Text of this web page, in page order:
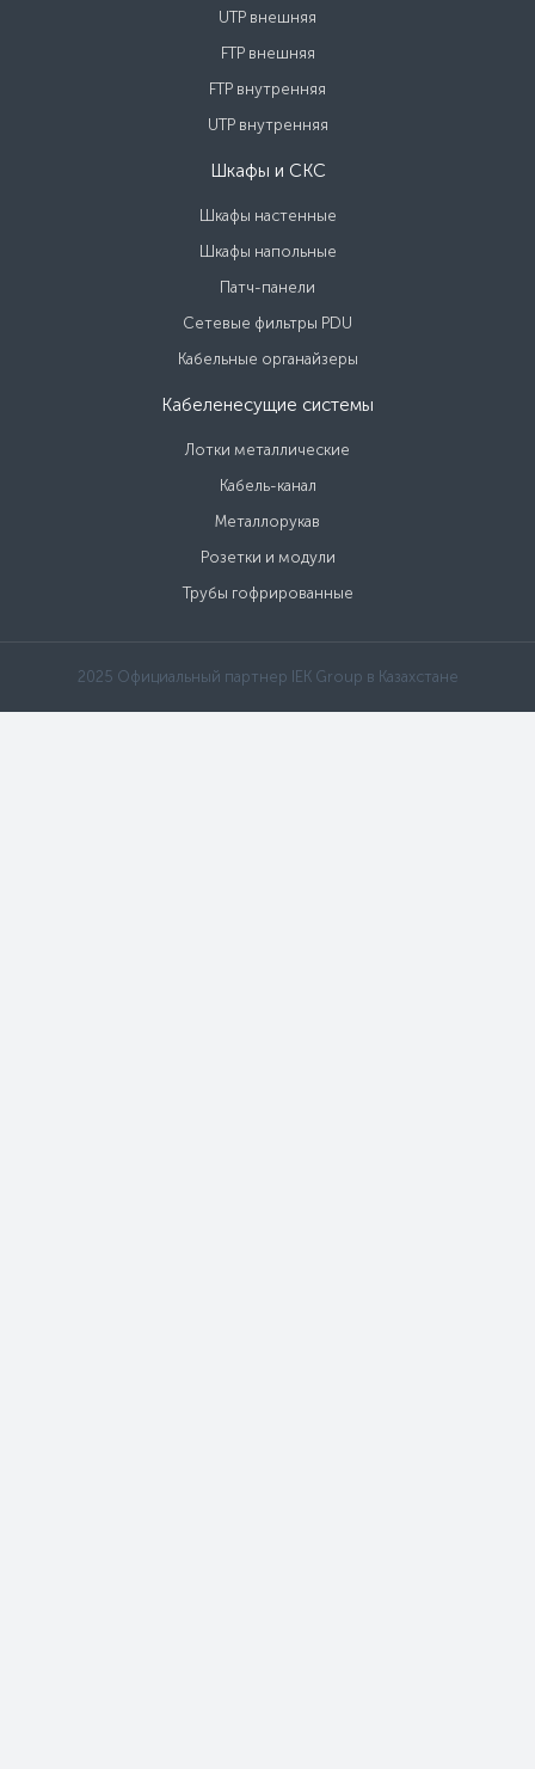
UTP внешняя
FTP внешняя
FTP внутренняя
UTP внутренняя
Шкафы и СКС
Шкафы настенные
Шкафы напольные
Патч-панели
Сетевые фильтры PDU
Кабельные органайзеры
Кабеленесущие системы
Лотки металлические
Кабель-канал
Металлорукав
Розетки и модули
Трубы гофрированные
2025 Официальный партнер IEK Group в Казахстане